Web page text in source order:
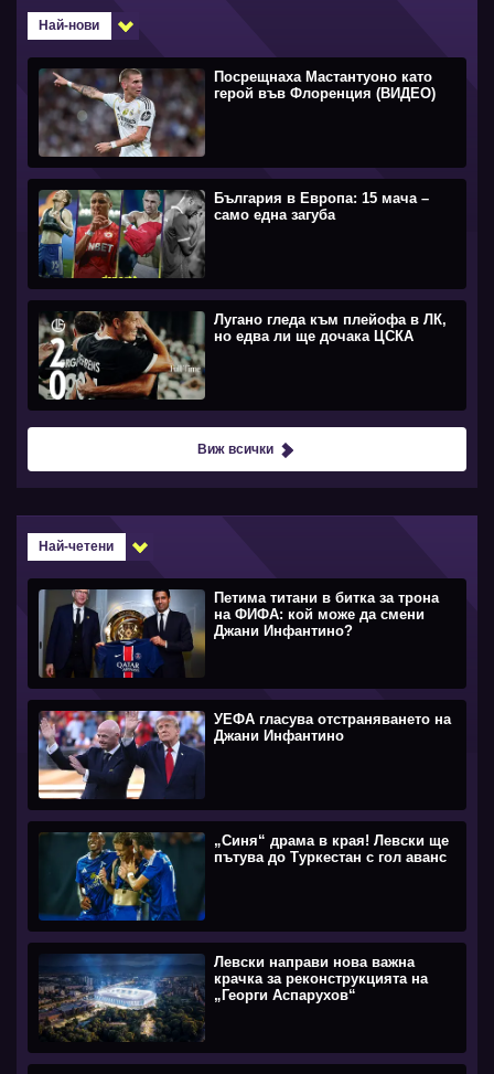
Най-нови
Посрещнаха Мастантуоно като
герой във Флоренция (ВИДЕО)
България в Европа: 15 мача –
само една загуба
Лугано гледа към плейофа в ЛК,
но едва ли ще дочака ЦСКА
Виж всички
Най-четени
Петима титани в битка за трона
на ФИФА: кой може да смени
Джани Инфантино?
УЕФА гласува отстраняването на
Джани Инфантино
„Синя“ драма в края! Левски ще
пътува до Туркестан с гол аванс
Левски направи нова важна
крачка за реконструкцията на
„Георги Аспарухов“